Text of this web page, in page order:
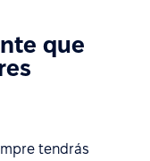
que
tendrás